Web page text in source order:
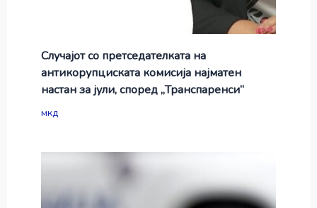
Случајот со претседателката на
антикорупциската комисија најматен
настан за јули, според „Транспаренси“
мкд